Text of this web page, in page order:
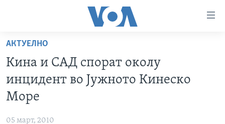
пристапност
Премини
на
главната
содржина
Премини
до
ФОТОГАЛЕРИИ
АКТУЕЛНО
Кина и САД спорат околу
инцидент во Јужното Кинеско
Море
05 март, 2010